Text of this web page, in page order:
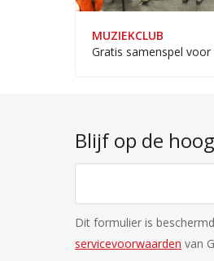
MUZIEKCLUB
Blijf op de
Dit formulier is
servicevoorwaarden van